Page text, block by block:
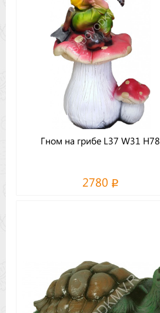
Гном на грибе L37 W31 H78
2780